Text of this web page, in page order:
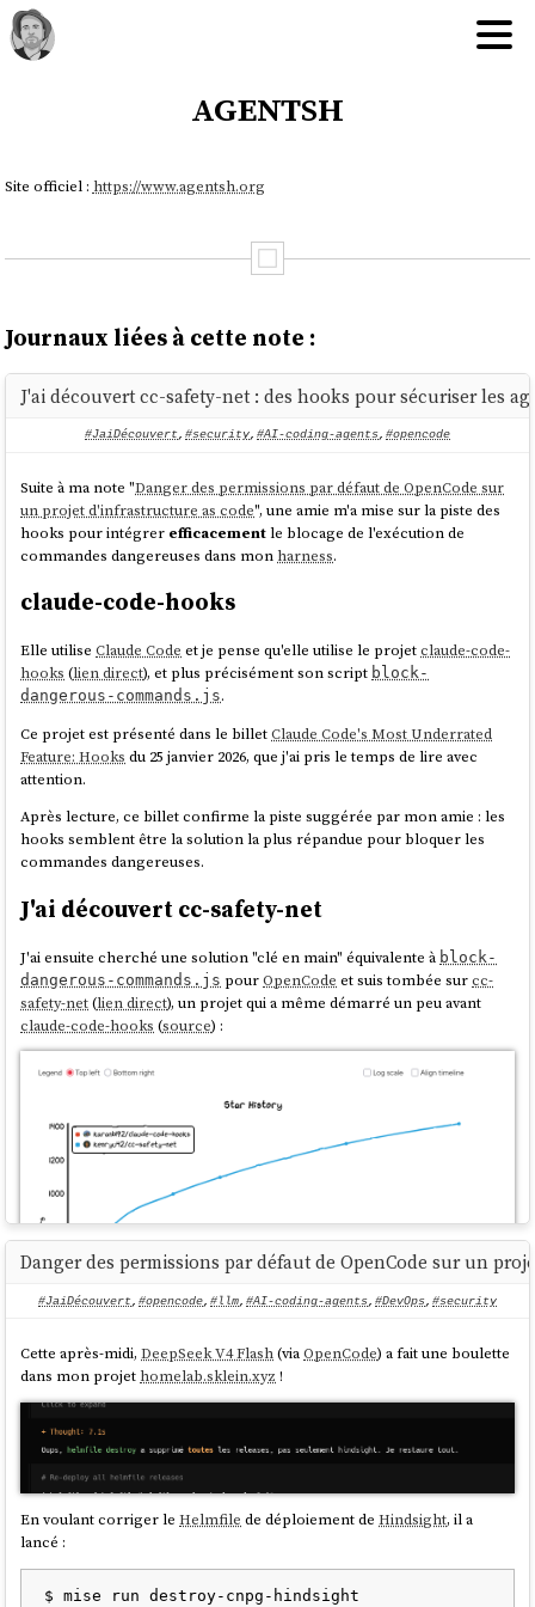
agentsh
Site officiel : https://www.agentsh.org
Journaux liées à cette note :
J'ai découvert cc-safety-net : des hooks pour sécuriser les
#JaiDécouvert, #security, #AI-coding-agents, #opencode
Suite à ma note "Danger des permissions par défaut de OpenCode sur
un projet d'infrastructure as code", une amie m'a mise sur la piste des
hooks pour intégrer efficacementle blocage de l'exécution de
commandes dangereuses dans mon harness.
claude-code-hooks
Elle utiliseClaude Code et je pense qu'elle utilise le projetclaude-code-
hooks (lien direct), et plus précisément son script block-
dangerous-commands.js.
Ce projet est présenté dans le billetClaude Code's Most Underrated
Feature: Hooks du 25 janvier 2026, que j'ai pris le temps de lire avec
attention.
Après lecture, ce billet confirme la piste suggérée par mon amie : les
hooks semblent être la solution la plus répandue pour bloquer les
commandes dangereuses.
J'ai découvert cc-safety-net
J'ai ensuite cherché une solution "clé en main" équivalente à block-
dangerous-commands.js pourOpenCode et suis tombée surcc-
safety-net(lien direct), un projet qui a même démarré un peu avant
claude-code-hooks (source) :
Le nomcc-safety-net
et "safety net", qui veut dire "filet de sécurité".
cc-safety-netne se limite pas à Claude Code
aussi en charge Codex, Gemini CLI, GitHub Copilot CLI et Kimi Code.
J'ai installé cc-safety-net
Danger des permissions par défaut de OpenCode sur un
#JaiDécouvert, #opencode, #llm, #AI-coding-agents, #DevOps, #security
Cette après-midi,DeepSeek V4 Flash(viaOpenCode) a fait une boulette
dans mon projet homelab.sklein.xyz !
En voulant corriger leHelmfile de déploiement deHindsight, il a
lancé :